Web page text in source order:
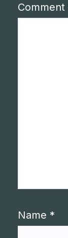
Comment
Name *